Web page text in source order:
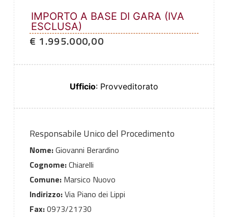
IMPORTO A BASE DI GARA (IVA
ESCLUSA)
€ 1.995.000,00
Ufficio: Provveditorato
Responsabile Unico del Procedimento
Nome:Giovanni Berardino
Cognome:Chiarelli
Comune:Marsico Nuovo
Indirizzo:Via Piano dei Lippi
Fax:0973/21730